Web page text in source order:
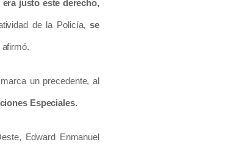
era justo este derecho,
de la Policía, se
afirmó.
un precedente, al
Especiales.
Edward Enmanuel